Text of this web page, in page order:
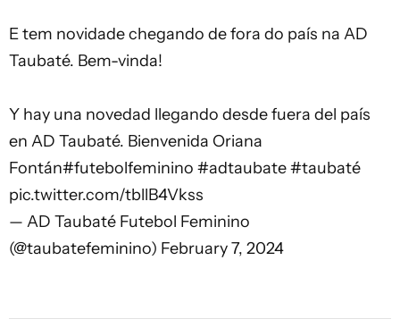
E tem novidade chegando de fora do país na AD
Taubaté. Bem-vinda!
Y hay una novedad llegando desde fuera del país
en AD Taubaté. Bienvenida Oriana
Fontán#futebolfeminino #adtaubate#taubaté
pic.twitter.com/tbllB4Vkss
— AD Taubaté Futebol Feminino
(@taubatefeminino) February 7, 2024